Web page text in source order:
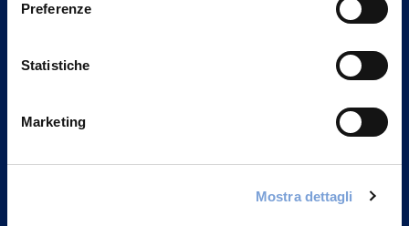
Preferenze
Statistiche
Marketing
Mostra dettagli
Vittoria Assicurazioni S.p.A.